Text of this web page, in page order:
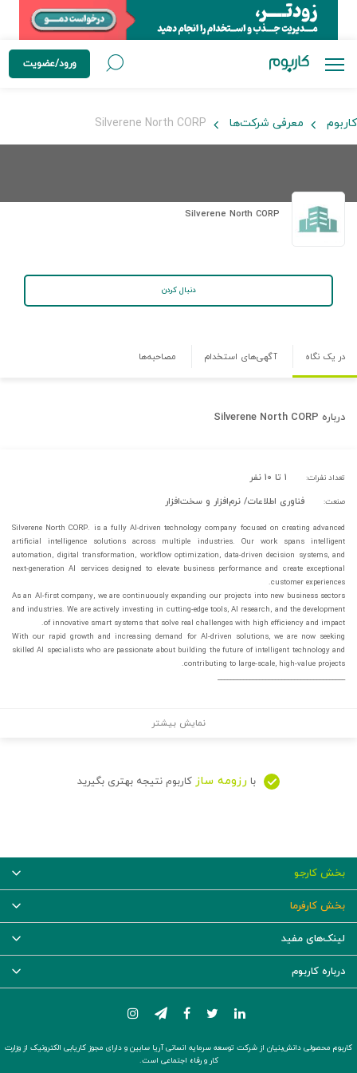
ورود/عضویت
کاربوم معرفی شرکت‌ها
Silverene North CORP
دنبال کردن
در یک نگاه آگهی‌های استخدام مصاحبه‌ها
درباره Silverene North CORP
تعداد نفرات: ۱ تا ۱۰ نفر
صنعت: فناوری اطلاعات/ نرم‌افزار و سخت‌افزار
Silverene North CORP. is a fully AI-driven technology company focused on creating advanced
artificial intelligence solutions across multiple industries. Our work spans intelligent
automation, digital transformation, workflow optimization, data-driven decision systems, and
next-generation AI services designed to elevate business performance and create exceptional
customer experiences.
As an AI-first company, we are continuously expanding our projects into new business sectors
and industries. We are actively investing in cutting-edge tools, AI research, and the development
of innovative smart systems that solve real challenges with high efficiency and impact.
With our rapid growth and increasing demand for AI-driven solutions, we are now seeking
skilled AI specialists who are passionate about building the future of intelligent technology and
contributing to large-scale, high-value projects.
________________________________________
نمایش بیشتر
با رزومه ساز کاربوم نتیجه بهتری بگیرید
بخش کارجو
بخش کارفرما
لینک‌های مفید
درباره کاربوم
کاربوم محصولی دانش‌بنیان از شرکت توسعه سرمایه انسانی آریا سابین و دارای مجوز کاریابی الکترونیک از وزارت
کار و رفاه اجتماعی است.